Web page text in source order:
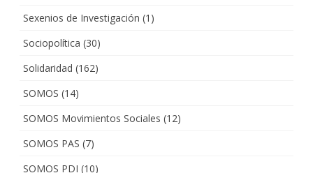
Sexenios de Investigación (1)
Sociopolítica (30)
Solidaridad (162)
SOMOS (14)
SOMOS Movimientos Sociales (12)
SOMOS PAS (7)
SOMOS PDI (10)